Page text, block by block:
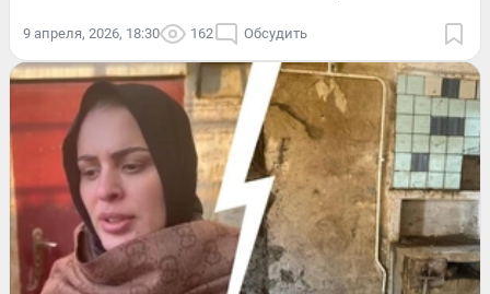
9 апреля, 2026, 18:30 162 Обсудить